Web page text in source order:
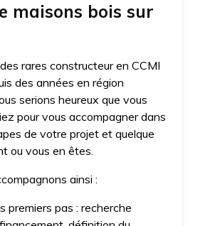
maisons bois sur
des rares constructeur en CCMI
des années en région
serions heureux que vous
pour vous accompagner dans
de votre projet et quelque
ou vous en êtes.
ainsi :
premiers pas : recherche